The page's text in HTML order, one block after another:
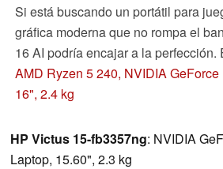
Si está buscando un portátil para
gráfica moderna que no rompa el
16 AI podría encajar a la perfección.
detallado al modelo de 16 pulgadas
240 y la GPU RTX 5050 para
AMD Ryzen 5 240, NVIDIA
16", 2.4 kg
HP Victus 15-fb3357ng: NVIDIA
Laptop, 15.60", 2.3 kg